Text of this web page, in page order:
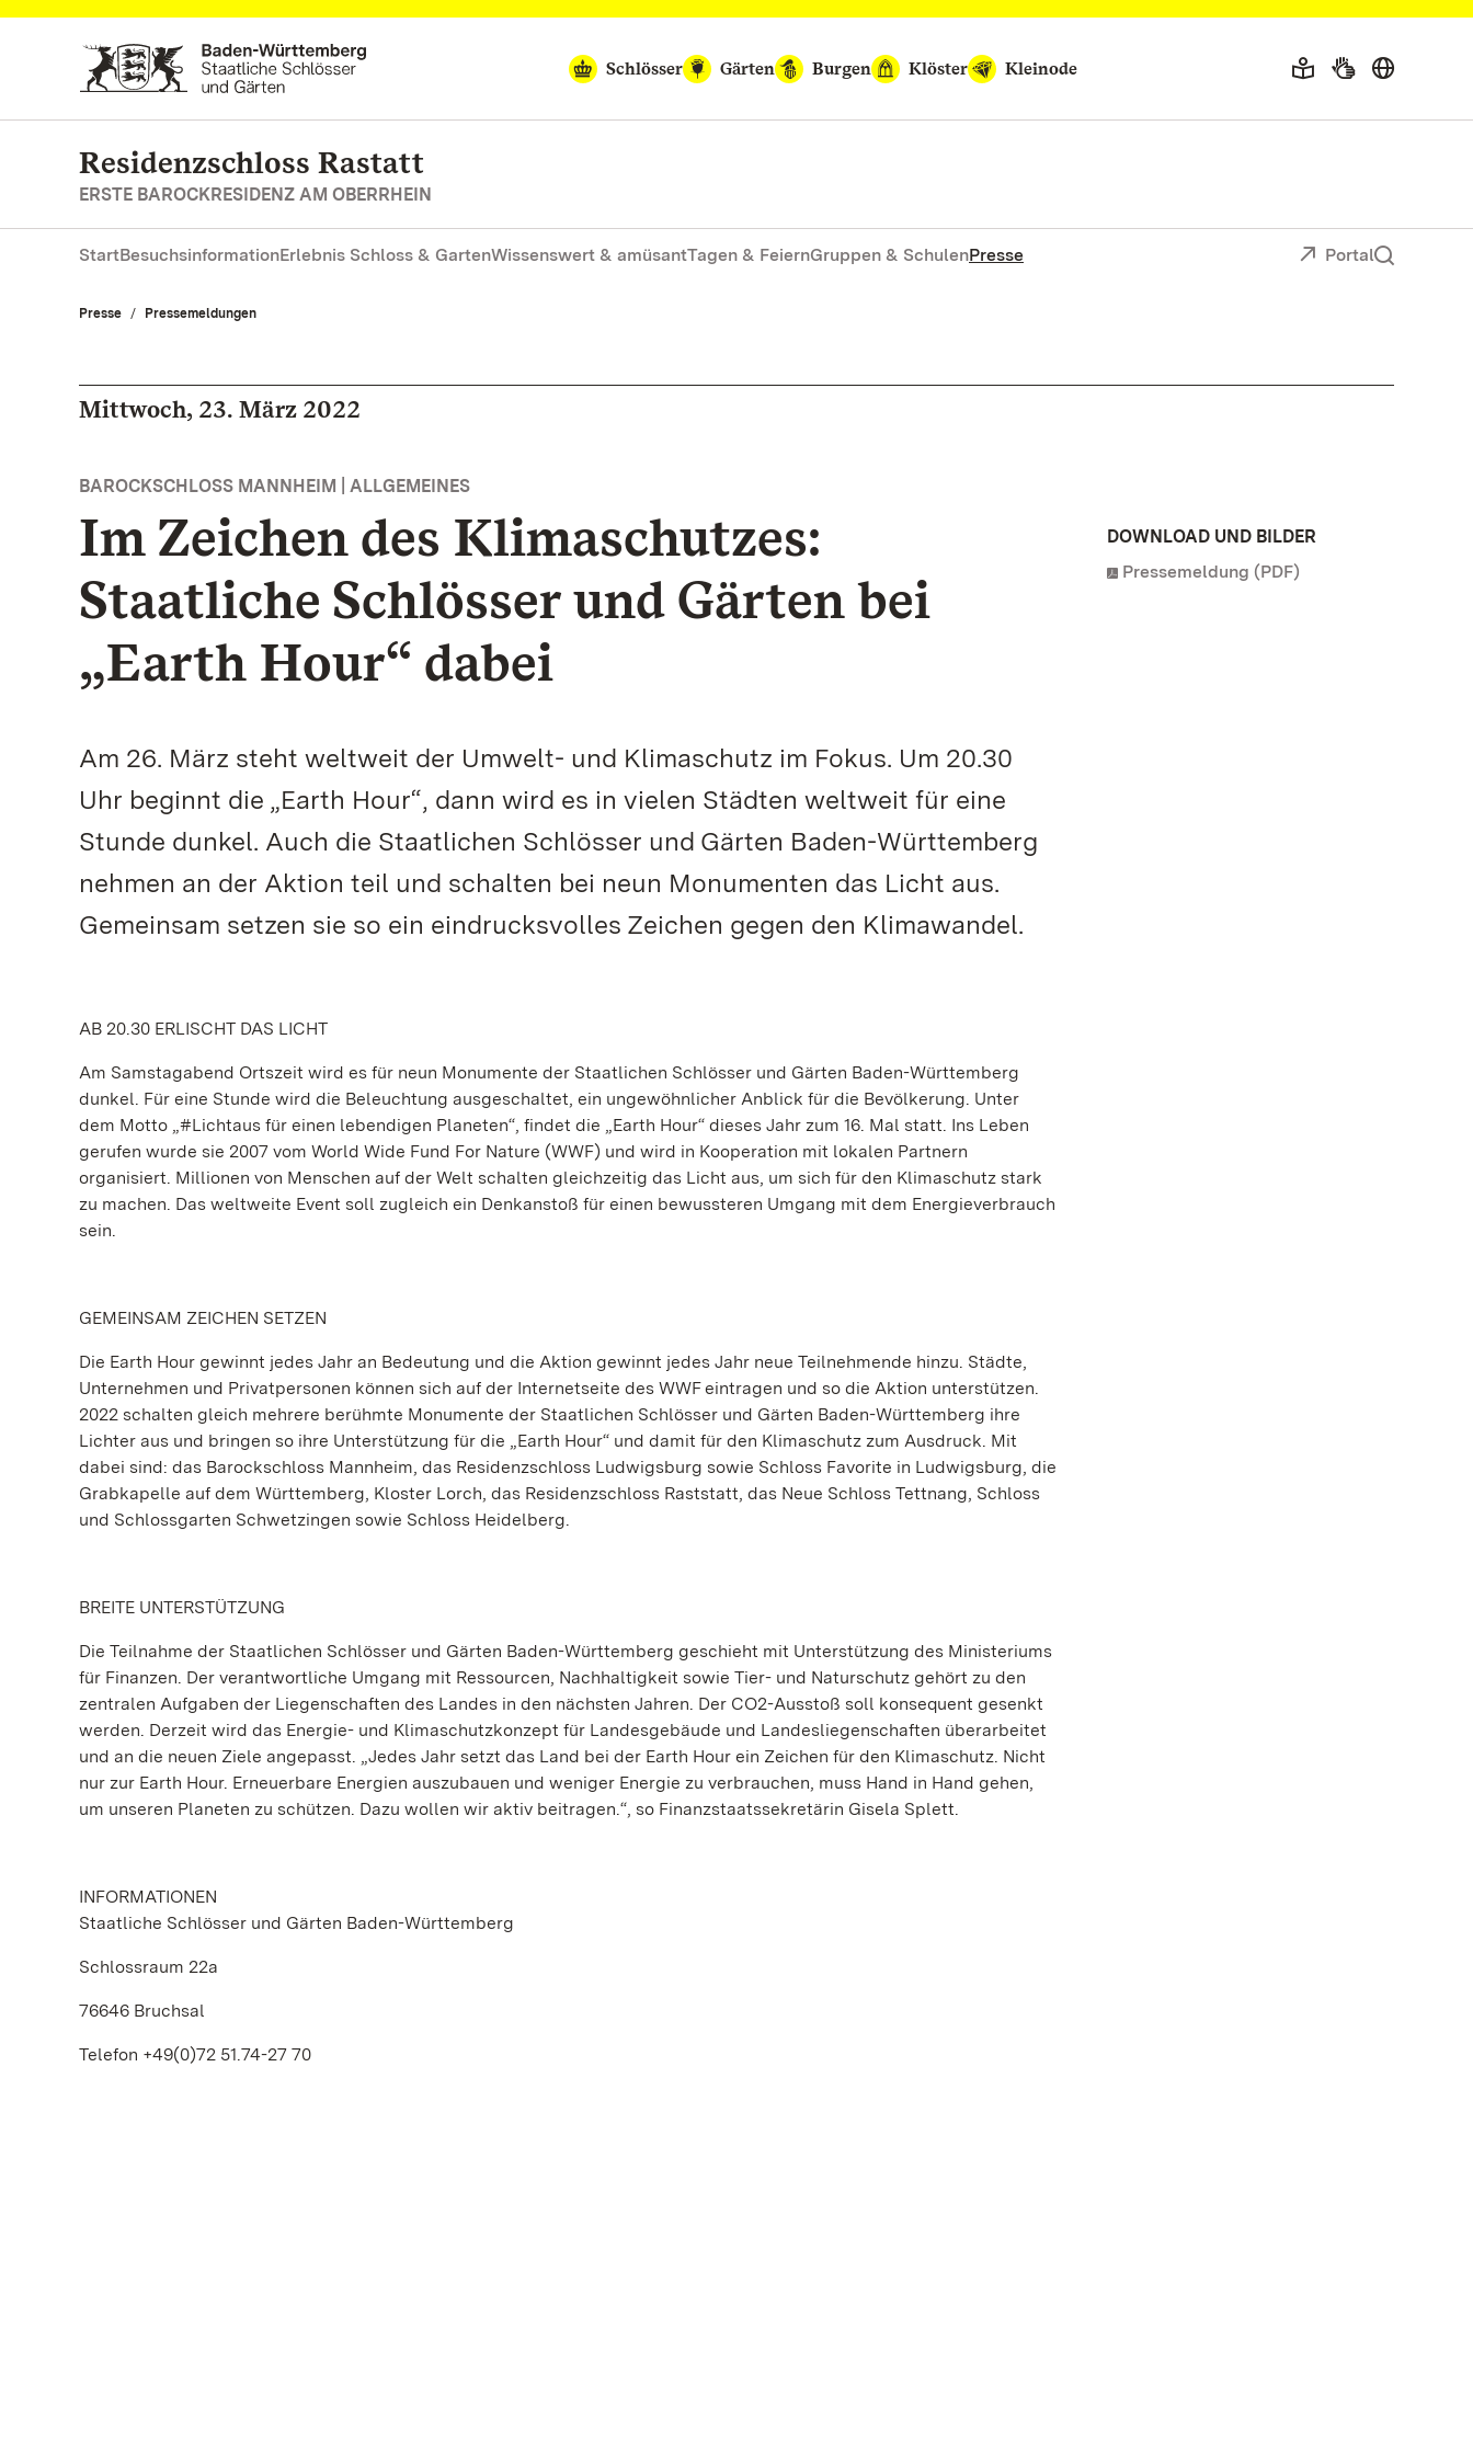
Zum Hauptinhalt springen
Schlösser
Gärten Burgen Klöster Kleinode
Residenzschloss Rastatt
ERSTE BAROCKRESIDENZ AM OBERRHEIN
StartBesuchsinformationErlebnis Schloss & GartenWissenswert & amüsantTagen & FeiernGruppen & SchulenPresse Portal
Presse Pressemeldungen
Mittwoch, 23. März 2022
BAROCKSCHLOSS MANNHEIM | ALLGEMEINES
Im Zeichen des Klimaschutzes:
Staatliche Schlösser und Gärten bei
„Earth Hour“ dabei
Am 26. März steht weltweit der Umwelt- und Klimaschutz im Fokus. Um 20.30
Uhr beginnt die „Earth Hour“, dann wird es in vielen Städten weltweit für eine
Stunde dunkel. Auch die Staatlichen Schlösser und Gärten Baden-Württemberg
nehmen an der Aktion teil und schalten bei neun Monumenten das Licht aus.
Gemeinsam setzen sie so ein eindrucksvolles Zeichen gegen den Klimawandel.
AB 20.30 ERLISCHT DAS LICHT
Am Samstagabend Ortszeit wird es für neun Monumente der Staatlichen Schlösser und Gärten Baden-Württemberg
dunkel. Für eine Stunde wird die Beleuchtung ausgeschaltet, ein ungewöhnlicher Anblick für die Bevölkerung. Unter
dem Motto „#Lichtaus für einen lebendigen Planeten“, findet die „Earth Hour“ dieses Jahr zum 16. Mal statt. Ins Leben
gerufen wurde sie 2007 vom World Wide Fund For Nature (WWF) und wird in Kooperation mit lokalen Partnern
organisiert. Millionen von Menschen auf der Welt schalten gleichzeitig das Licht aus, um sich für den Klimaschutz stark
zu machen. Das weltweite Event soll zugleich ein Denkanstoß für einen bewussteren Umgang mit dem Energieverbrauch
sein.
GEMEINSAM ZEICHEN SETZEN
Die Earth Hour gewinnt jedes Jahr an Bedeutung und die Aktion gewinnt jedes Jahr neue Teilnehmende hinzu. Städte,
Unternehmen und Privatpersonen können sich auf der Internetseite des WWF eintragen und so die Aktion unterstützen.
2022 schalten gleich mehrere berühmte Monumente der Staatlichen Schlösser und Gärten Baden-Württemberg ihre
Lichter aus und bringen so ihre Unterstützung für die „Earth Hour“ und damit für den Klimaschutz zum Ausdruck. Mit
dabei sind: das Barockschloss Mannheim, das Residenzschloss Ludwigsburg sowie Schloss Favorite in Ludwigsburg, die
Grabkapelle auf dem Württemberg, Kloster Lorch, das Residenzschloss Raststatt, das Neue Schloss Tettnang, Schloss
und Schlossgarten Schwetzingen sowie Schloss Heidelberg.
BREITE UNTERSTÜTZUNG
Die Teilnahme der Staatlichen Schlösser und Gärten Baden-Württemberg geschieht mit Unterstützung des Ministeriums
für Finanzen. Der verantwortliche Umgang mit Ressourcen, Nachhaltigkeit sowie Tier- und Naturschutz gehört zu den
zentralen Aufgaben der Liegenschaften des Landes in den nächsten Jahren. Der CO2-Ausstoß soll konsequent gesenkt
werden. Derzeit wird das Energie- und Klimaschutzkonzept für Landesgebäude und Landesliegenschaften überarbeitet
und an die neuen Ziele angepasst. „Jedes Jahr setzt das Land bei der Earth Hour ein Zeichen für den Klimaschutz. Nicht
nur zur Earth Hour. Erneuerbare Energien auszubauen und weniger Energie zu verbrauchen, muss Hand in Hand gehen,
um unseren Planeten zu schützen. Dazu wollen wir aktiv beitragen.“, so Finanzstaatssekretärin Gisela Splett.
INFORMATIONEN
Staatliche Schlösser und Gärten Baden-Württemberg
Schlossraum 22a
76646 Bruchsal
Telefon +49(0)72 51.74-27 70
DOWNLOAD UND BILDER
Pressemeldung (PDF)